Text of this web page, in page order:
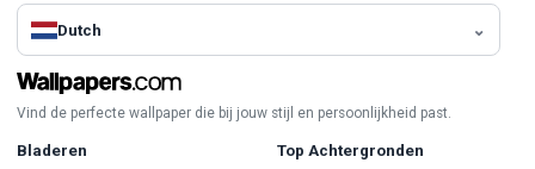
Dutch
Vind de perfecte wallpaper die bij jouw stijl en persoonlijkheid past.
Bladeren
Top Achtergronden